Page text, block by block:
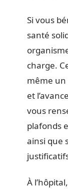
Si vous
santé
charge.
même
et
vous
plafonds
ainsi que
À